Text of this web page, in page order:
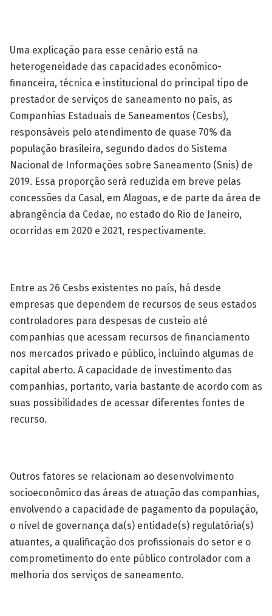
Uma explicação para esse cenário está na
heterogeneidade das capacidades econômico-
financeira, técnica e institucional do principal tipo de
prestador de serviços de saneamento no país, as
Companhias Estaduais de Saneamentos (Cesbs),
responsáveis pelo atendimento de quase 70% da
população brasileira, segundo dados do Sistema
Nacional de Informações sobre Saneamento (Snis) de
2019. Essa proporção será reduzida em breve pelas
concessões da Casal, em Alagoas, e de parte da área de
abrangência da Cedae, no estado do Rio de Janeiro,
ocorridas em 2020 e 2021, respectivamente.
Entre as 26 Cesbs existentes no país, há desde
empresas que dependem de recursos de seus estados
controladores para despesas de custeio até
companhias que acessam recursos de financiamento
nos mercados privado e público, incluindo algumas de
capital aberto. A capacidade de investimento das
companhias, portanto, varia bastante de acordo com as
suas possibilidades de acessar diferentes fontes de
recurso.
Outros fatores se relacionam ao desenvolvimento
socioeconômico das áreas de atuação das companhias,
envolvendo a capacidade de pagamento da população,
o nível de governança da(s) entidade(s) regulatória(s)
atuantes, a qualificação dos profissionais do setor e o
comprometimento do ente público controlador com a
melhoria dos serviços de saneamento.